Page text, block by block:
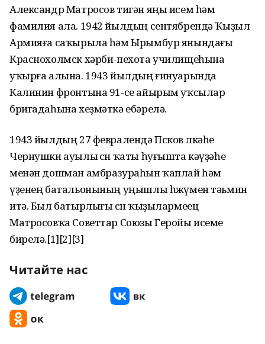
Александр Матросов тигән яңы исем һәм
фамилия ала. 1942 йылдың сентябрендә Ҡыҙыл
Армияға саҡырыла һәм Ырымбур янындағы
Краснохолмск хәрби-пехота училищеһына
уҡырға алына. 1943 йылдың ғинуарында
Калинин фронтына 91-се айырым уҡсылар
бригадаһына хеҙмәткә ебәрелә.
1943 йылдың 27 февралендә Псков өлкәһе
Чернушки ауылы өсөн ҡаты һуғышта кәүҙәһе
менән дошман амбразураһын ҡаплай һәм
үҙенең батальонының уңышлы һөжүмен тәьмин
итә. Был батырлығы өсөн ҡыҙылармеец
Матросовҡа Советтар Союзы Геройы исеме
бирелә.[1][2][3]
Читайте нас